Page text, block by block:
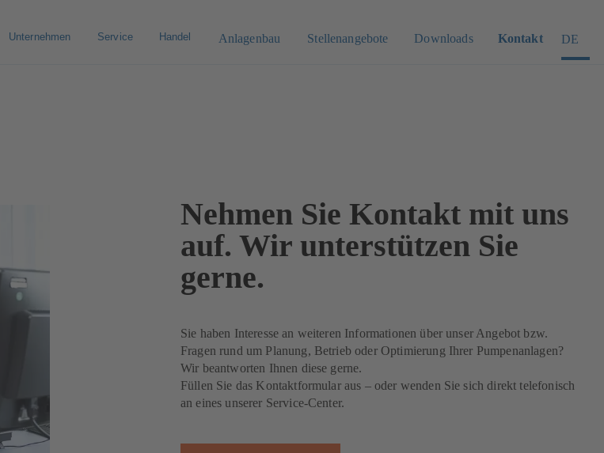
Unternehmen Service Handel Anlagenbau Stellenangebote Downloads Kontakt DE
Nehmen Sie Kontakt mit uns
auf. Wir unterstützen Sie
gerne.
Sie haben Interesse an weiteren Informationen über unser Angebot bzw.
Fragen rund um Planung, Betrieb oder Optimierung Ihrer Pumpenanlagen?
Wir beantworten Ihnen diese gerne.
Füllen Sie das Kontaktformular aus – oder wenden Sie sich direkt telefonisch
an eines unserer Service-Center.